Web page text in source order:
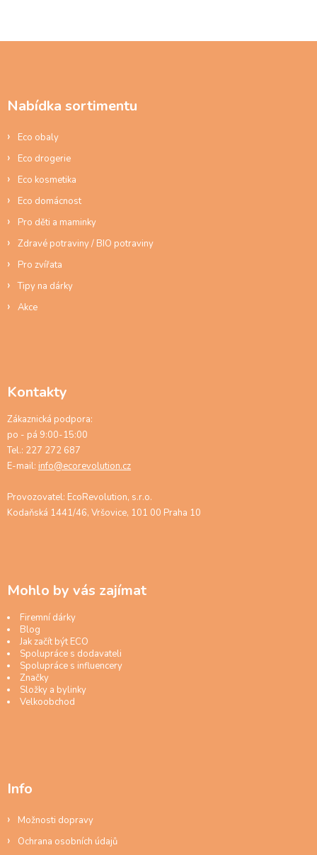
v
Nabídka sortimentu
Eco obaly
Eco drogerie
Eco kosmetika
Eco domácnost
Pro děti a maminky
Zdravé potraviny / BIO potraviny
Pro zvířata
Tipy na dárky
Akce
Kontakty
Zákaznická podpora:
po - pá 9:00-15:00
Tel.: 227 272 687
E-mail: info@ecorevolution.cz
Provozovatel: EcoRevolution, s.r.o.
Kodaňská 1441/46, Vršovice, 101 00 Praha 10
Mohlo by vás zajímat
Firemní dárky
Blog
Jak začít být ECO
Spolupráce s dodavateli
Spolupráce s influencery
Značky
Složky a bylinky
Velkoobchod
Info
Možnosti dopravy
Ochrana osobních údajů